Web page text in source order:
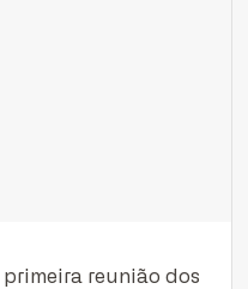
primeira reunião dos